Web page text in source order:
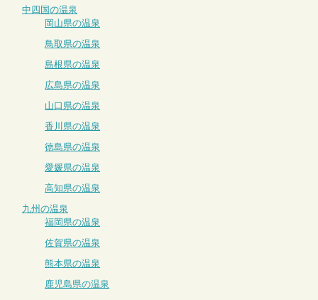
中四国の温泉
岡山県の温泉
鳥取県の温泉
島根県の温泉
広島県の温泉
山口県の温泉
香川県の温泉
徳島県の温泉
愛媛県の温泉
高知県の温泉
九州の温泉
福岡県の温泉
佐賀県の温泉
熊本県の温泉
鹿児島県の温泉